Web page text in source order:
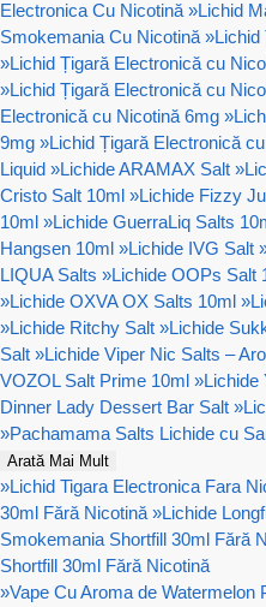
Electronica Cu Nicotină »Lichid
Smokemania Cu Nicotină »Lichid
»Lichid Țigară Electronică cu
»Lichid Țigară Electronică cu
Electronică cu Nicotină 6mg »
9mg »Lichid Țigară Electronică
Liquid »Lichide ARAMAX Salt »
Cristo Salt 10ml »Lichide Fizzy
10ml »Lichide GuerraLiq Salts
Hangsen 10ml »Lichide IVG Salt
LIQUA Salts »Lichide OOPs Salt
»Lichide OXVA OX Salts 10ml »
»Lichide Ritchy Salt »Lichide
Salt »Lichide Viper Nic Salts –
VOZOL Salt Prime 10ml »Lichide
Dinner Lady Dessert Bar Salt »
»Pachamama Salts Lichide cu
Arată Mai Mult
»Lichid Tigara Electronica Fara
30ml Fără Nicotină »Lichide
Smokemania Shortfill 30ml Fără
Shortfill 30ml Fără Nicotină
»Vape Cu Aroma de Watermelon